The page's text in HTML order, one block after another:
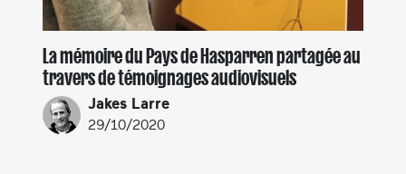
La mémoire du Pays de Hasparren partagée au
travers de témoignages audiovisuels
Jakes Larre
29/10/2020